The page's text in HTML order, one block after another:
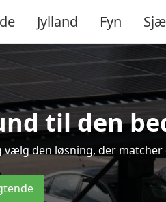
Jylland Fyn
til den
den løsning, der